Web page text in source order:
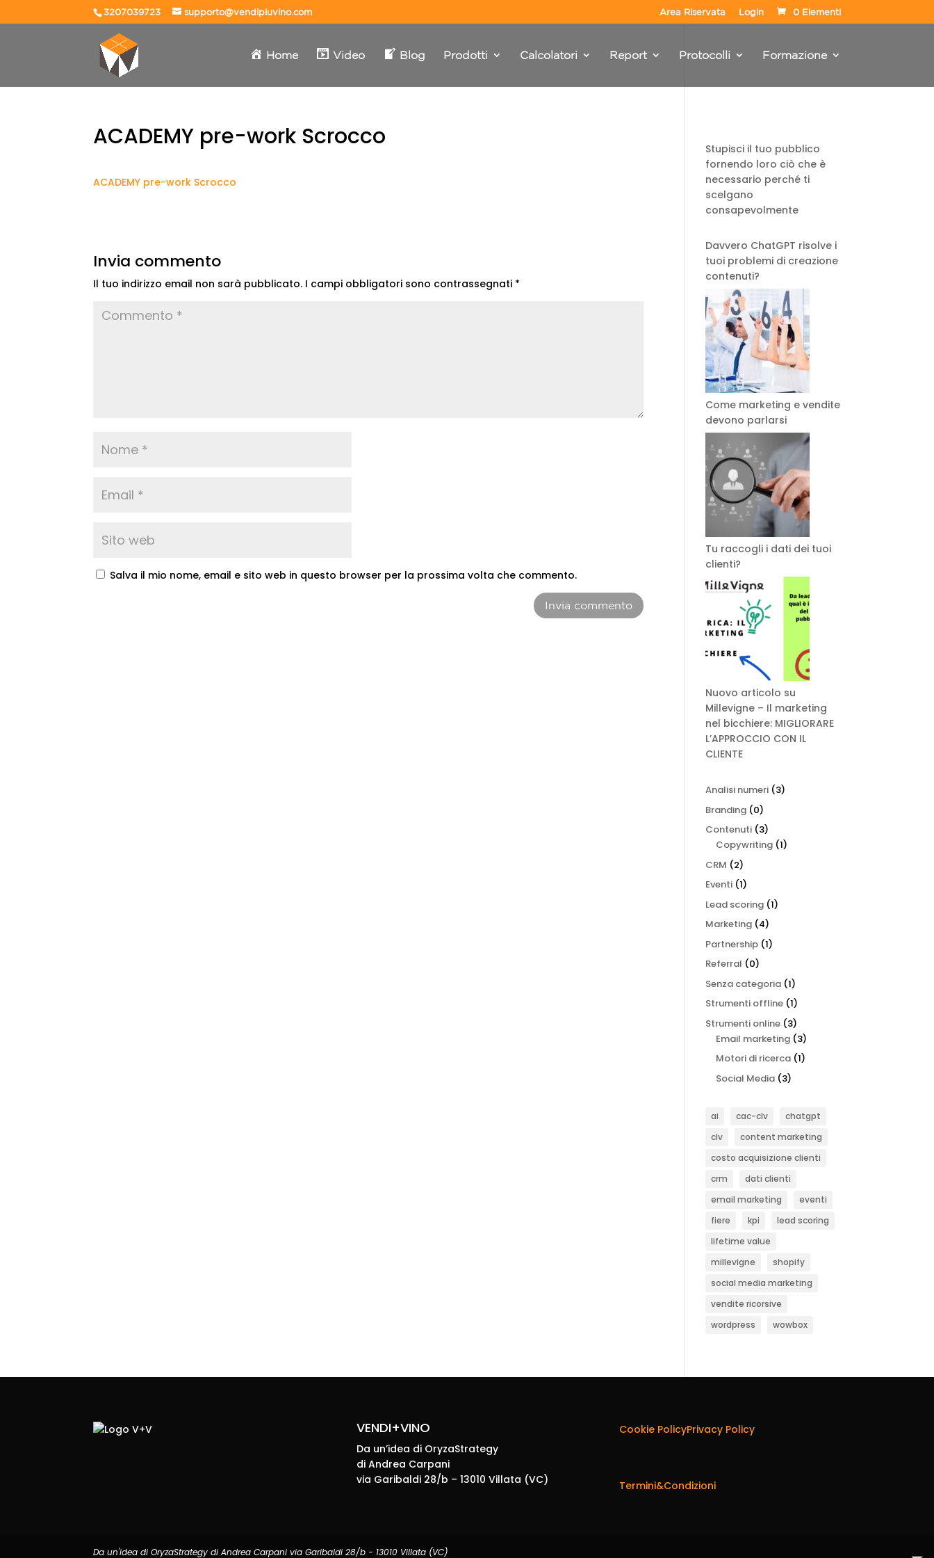
3207039723 supporto@vendipiuvino.com Area Riservata Login 0 Elementi
Home Video Blog Prodotti Calcolatori Report Protocolli Formazione
ACADEMY pre-work Scrocco
ACADEMY pre-work Scrocco
Invia commento
Il tuo indirizzo email non sarà pubblicato. I campi obbligatori sono contrassegnati *
Salva il mio nome, email e sito web in questo browser per la prossima volta che commento.
Stupisci il tuo pubblico
fornendo loro ciò che è
necessario perché ti
scelgano
consapevolmente
Davvero ChatGPT risolve i
tuoi problemi di creazione
contenuti?
Come marketing e vendite
devono parlarsi
Tu raccogli i dati dei tuoi
clienti?
Nuovo articolo su
Millevigne – Il marketing
nel bicchiere: MIGLIORARE
L’APPROCCIO CON IL
CLIENTE
Analisi numeri (3)
Branding (0)
Contenuti (3)
Copywriting (1)
CRM (2)
Eventi (1)
Lead scoring (1)
Marketing (4)
Partnership (1)
Referral (0)
Senza categoria (1)
Strumenti offline (1)
Strumenti online (3)
Email marketing (3)
Motori di ricerca (1)
Social Media (3)
ai cac-clv
chatgpt
clv
content marketing
costo acquisizione clienti
crm
dati clienti
email marketing
eventi
fiere
kpi
lead scoring
lifetime value
millevigne
shopify
social media marketing
vendite ricorsive
wordpress
wowbox
VENDI+VINO
Da un’idea di OryzaStrategy
di Andrea Carpani
via Garibaldi 28/b – 13010 Villata (VC)
Cookie PolicyPrivacy Policy
Termini&Condizioni
Da un'idea di OryzaStrategy di Andrea Carpani via Garibaldi 28/b - 13010 Villata (VC)